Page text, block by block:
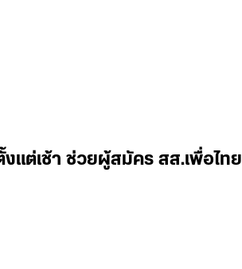
แต่เช้า ช่วยผู้สมัคร สส.เพื่อไทย